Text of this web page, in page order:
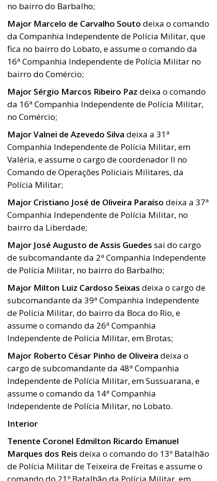
no bairro do Barbalho;
Major Marcelo de Carvalho Souto deixa o comando
da Companhia Independente de Polícia Militar, que
fica no bairro do Lobato, e assume o comando da
16ª Companhia Independente de Polícia Militar no
bairro do Comércio;
Major Sérgio Marcos Ribeiro Paz deixa o comando
da 16ª Companhia Independente de Polícia Militar,
no Comércio;
Major Valnei de Azevedo Silva deixa a 31ª
Companhia Independente de Polícia Militar, em
Valéria, e assume o cargo de coordenador II no
Comando de Operações Policiais Militares, da
Polícia Militar;
Major Cristiano José de Oliveira Paraíso deixa a 37ª
Companhia Independente de Polícia Militar, no
bairro da Liberdade;
Major José Augusto de Assis Guedes sai do cargo
de subcomandante da 2ª Companhia Independente
de Polícia Militar, no bairro do Barbalho;
Major Milton Luiz Cardoso Seixas deixa o cargo de
subcomandante da 39ª Companhia Independente
de Polícia Militar, do bairro da Boca do Rio, e
assume o comando da 26ª Companhia
Independente de Polícia Militar, em Brotas;
Major Roberto César Pinho de Oliveira deixa o
cargo de subcomandante da 48ª Companhia
Independente de Polícia Militar, em Sussuarana, e
assume o comando da 14ª Companhia
Independente de Polícia Militar, no Lobato.
Interior
Tenente Coronel Edmilton Ricardo Emanuel
Marques dos Reis deixa o comando do 13º Batalhão
de Polícia Militar de Teixeira de Freitas e assume o